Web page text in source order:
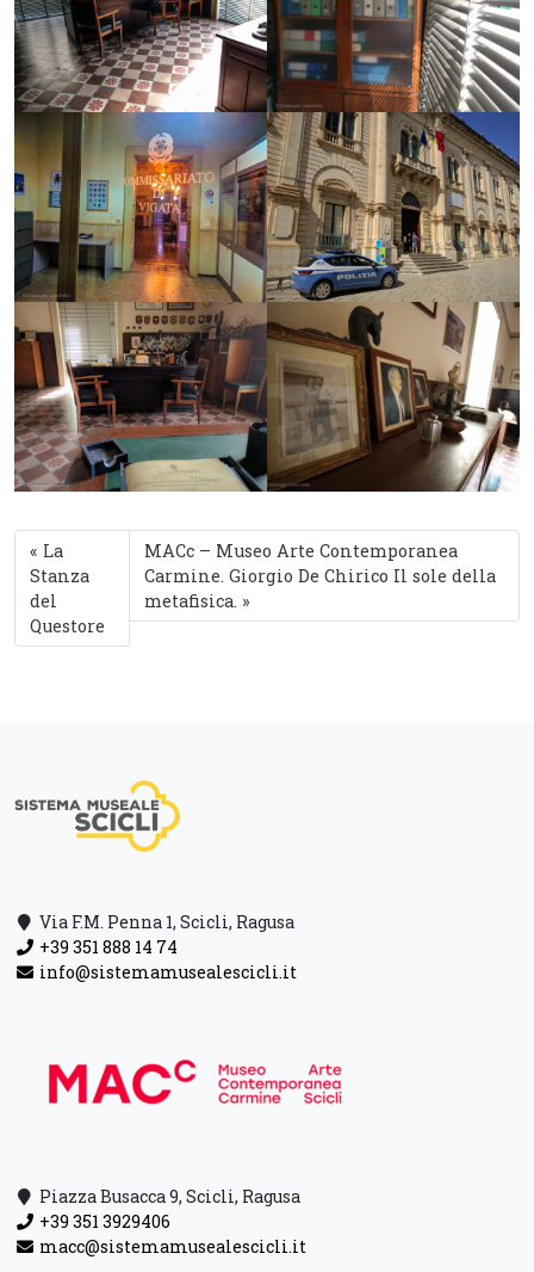
La
Stanza
del
Questore
MACc – Museo Arte Contemporanea
Carmine. Giorgio De Chirico Il sole della
metafisica.
Via F.M. Penna 1, Scicli, Ragusa
+39 351 888 14 74
info@sistemamusealescicli.it
Piazza Busacca 9, Scicli, Ragusa
+39 351 3929406
macc@sistemamusealescicli.it